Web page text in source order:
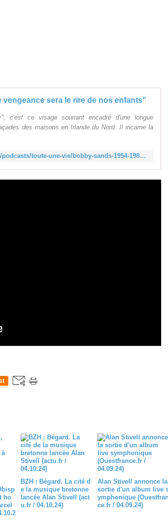
vengeance sera le rire de nos enfants"
c'est ce visage souriant encadré d'une longue
des maisons en Irlande du Nord. Il incarne la
https://www.radiofrance.fr/franceculture/podcasts/toute-une-vie/bobby-sands-1954-1981-notre-vengeance-sera-le-rire-de-nos-enfants-9108490
ho
BZH : Bégard. La cité d
e la musique bretonne
lancée Alan Stivell (act
u.fr / 04.10.24)
Alan Stivell annonce la
sortie d'un album live
ymphonique
ce.fr / 04.09.24)